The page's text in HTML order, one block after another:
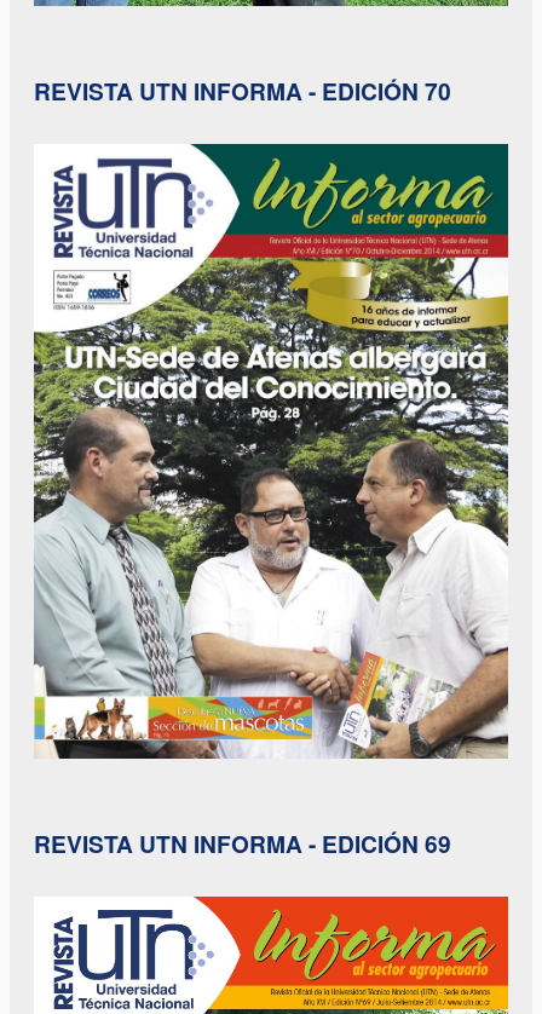
REVISTA UTN INFORMA - EDICIÓN 70
REVISTA UTN INFORMA - EDICIÓN 69